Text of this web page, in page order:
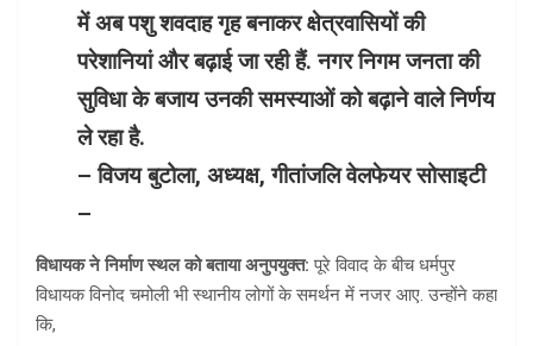
में अब पशु शवदाह गृह बनाकर क्षेत्रवासियों की
परेशानियां और बढ़ाई जा रही हैं. नगर निगम जनता की
सुविधा के बजाय उनकी समस्याओं को बढ़ाने वाले निर्णय
ले रहा है.
– विजय बुटोला, अध्यक्ष, गीतांजलि वेलफेयर सोसाइटी
–
विधायक ने निर्माण स्थल को बताया अनुपयुक्त:पूरे विवाद के बीच धर्मपुर
विधायक विनोद चमोली भी स्थानीय लोगों के समर्थन में नजर आए. उन्होंने कहा
कि,